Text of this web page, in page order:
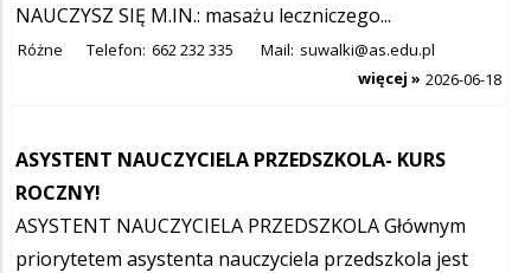
NAUCZYSZ SIĘ M.IN.: masażu leczniczego...
Różne Telefon: 662 232 335 Mail: suwalki@as.edu.pl
2026-06-18
więcej »
ASYSTENT NAUCZYCIELA PRZEDSZKOLA- KURS
ROCZNY!
ASYSTENT NAUCZYCIELA PRZEDSZKOLA Głównym
priorytetem asystenta nauczyciela przedszkola jest